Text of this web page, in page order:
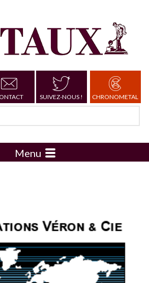
SUIVEZ-NOUS ! CHRONOMETAL
Menu